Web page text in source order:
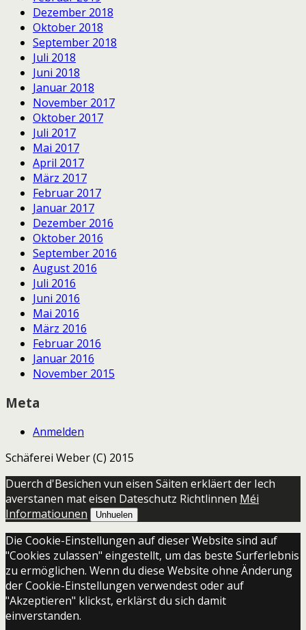
Dezember 2018
Oktober 2018
September 2018
Juli 2018
Juni 2018
Januar 2018
November 2017
Oktober 2017
Juli 2017
Mai 2017
April 2017
März 2017
Februar 2017
Januar 2017
Dezember 2016
Oktober 2016
September 2016
August 2016
Juli 2016
Juni 2016
Mai 2016
März 2016
Februar 2016
Januar 2016
November 2015
Meta
Anmelden
Schäferei Weber (C) 2015
Duerch d'Besichen vun eisen Säiten erkläert der Iech
averstanen mat eisen Dateschutz Richtlinnen Méi
Informatiounen
Unhuelen
Die Cookie-Einstellungen auf dieser Website sind auf
"Cookies zulassen" eingestellt, um das beste Surferlebnis
zu ermöglichen. Wenn du diese Website ohne Änderung
der Cookie-Einstellungen verwendest oder auf
"Akzeptieren" klickst, erklärst du sich damit
einverstanden.